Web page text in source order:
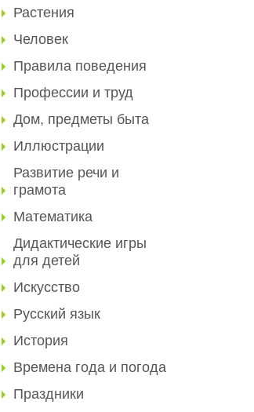
Растения
Человек
Правила поведения
Профессии и труд
Дом, предметы быта
Иллюстрации
Развитие речи и
грамота
Математика
Дидактические игры
для детей
Искусство
Русский язык
История
Времена года и погода
Праздники